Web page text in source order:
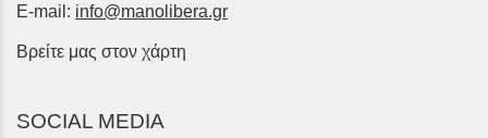
E-mail: info@manolibera.gr
Βρείτε μας στον χάρτη
SOCIAL MEDIA